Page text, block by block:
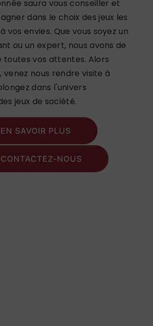
saura vous conseiller et
dans le choix des jeux les
vos envies. Que vous soyez un
ou un expert, nous avons de
toutes vos attentes. Alors
venez nous rendre visite à
dans l'univers
jeux de société.
EN SAVOIR PLUS
CONTACTEZ-NOUS